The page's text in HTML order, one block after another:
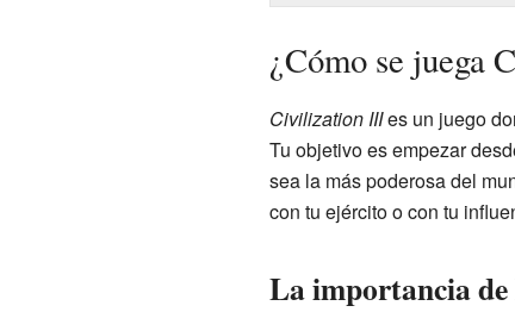
¿Cómo se juega
Civilization IIIes un juego
Tu objetivo es empezar
sea la más poderosa del
con tu ejército o con tu
La importancia